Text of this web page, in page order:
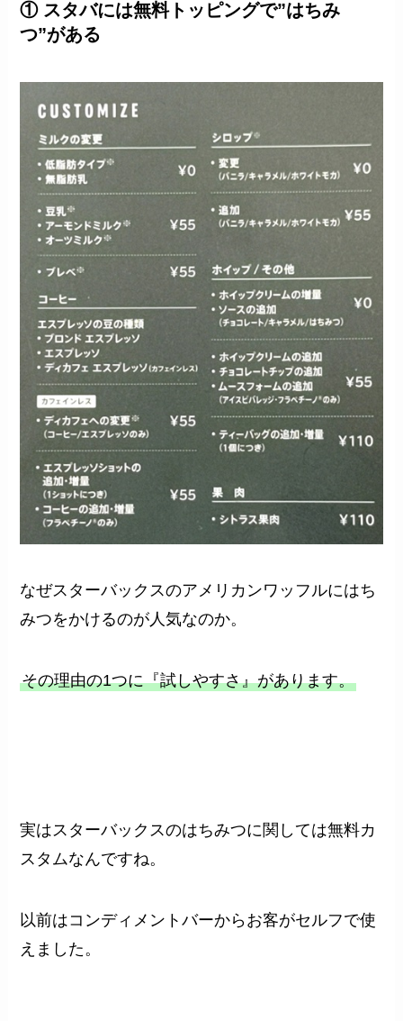
① スタバには無料トッピングで”はちみ
つ”がある
なぜスターバックスのアメリカンワッフルにはち
みつをかけるのが人気なのか。
その理由の1つに『試しやすさ』があります。
実はスターバックスのはちみつに関しては無料カ
スタムなんですね。
以前はコンディメントバーからお客がセルフで使
えました。